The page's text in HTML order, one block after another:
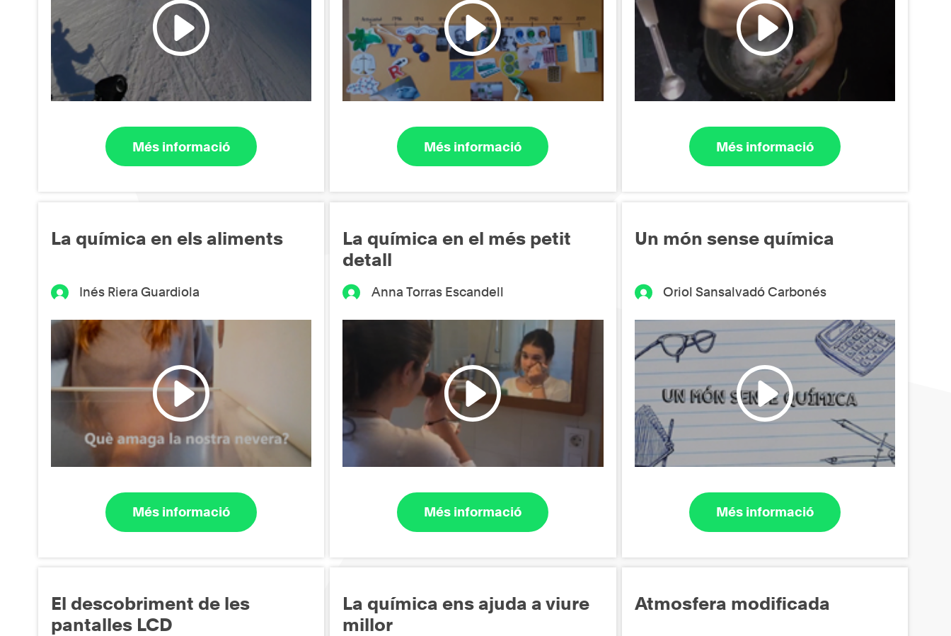
Més informació Més informació Més informació
La química en els aliments
Inés Riera Guardiola
Més informació
La química en el més petit
detall
Anna Torras Escandell
Més informació
Un món sense química
Oriol Sansalvadó Carbonés
Més informació
El descobriment de les
pantalles LCD
La química ens ajuda a viure
millor
Atmosfera modificada